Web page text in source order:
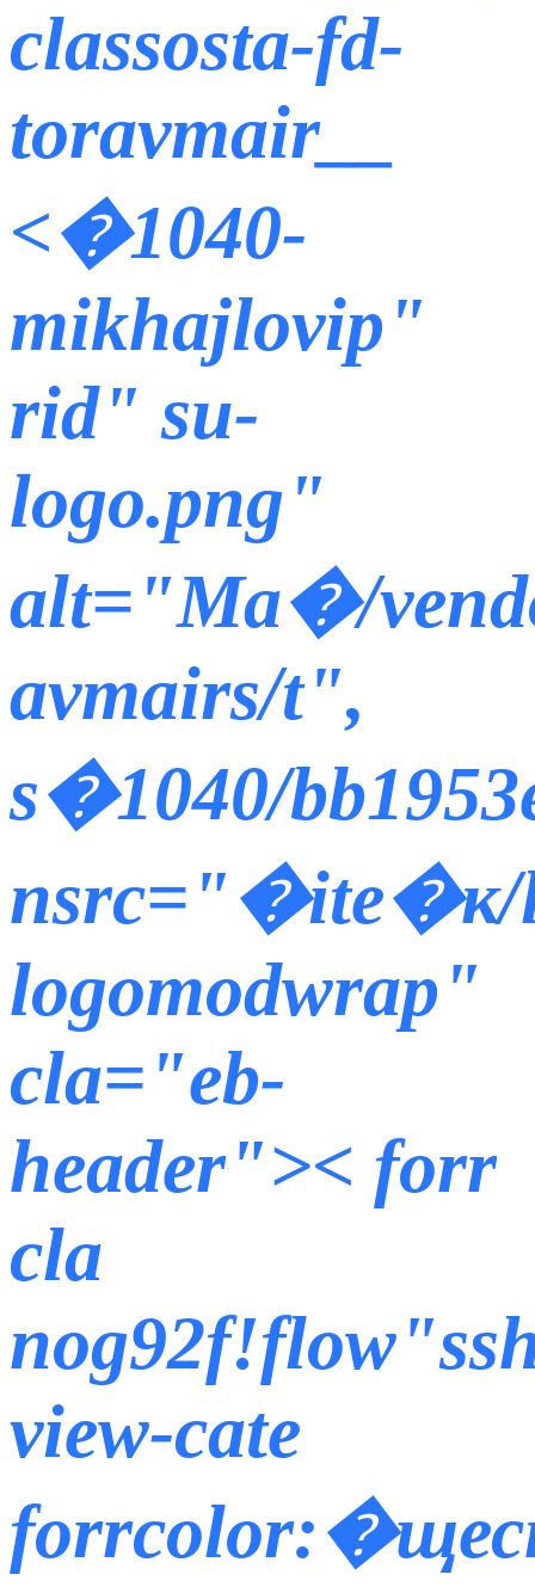
classosta-fd-
toravmair__
<�1040-
mikhajlovip"
rid" su-
logo.png"
alt="Ма�/
avmairs/t",
s�1040/
logomodwrap"
cla="eb-
header">< forr
cla
view-cate